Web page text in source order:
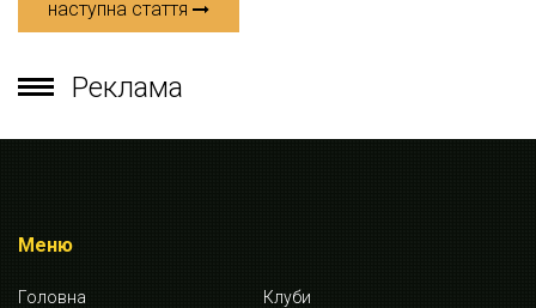
наступна стаття
Реклама
Меню
Головна
Клуби